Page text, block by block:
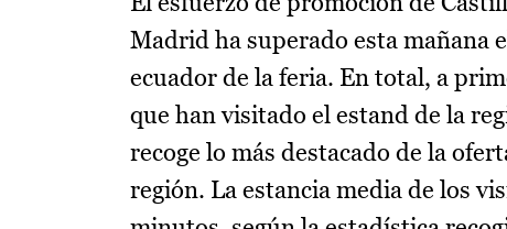
Madrid ha superado esta mañana
ecuador de la feria. En total, a
que han visitado el estand de la
recoge lo más destacado de la
región. La estancia media de los